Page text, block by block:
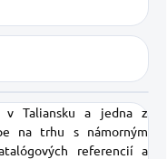
v Taliansku a jedna z
na trhu s námorným
referencií a